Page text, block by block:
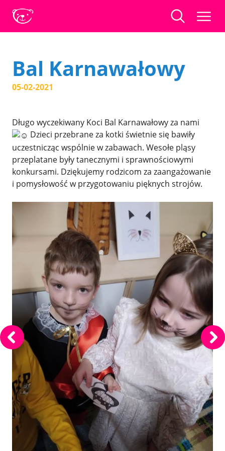
Bal Karnawałowy
05-02-2021
Długo wyczekiwany Koci Bal Karnawałowy za nami
Dzieci przebrane za kotki świetnie się bawiły
uczestnicząc wspólnie w zabawach. Wesołe pląsy
przeplatane były tanecznymi i sprawnościowymi
konkursami. Dziękujemy rodzicom za zaangażowanie
i pomysłowość w przygotowaniu pięknych strojów.